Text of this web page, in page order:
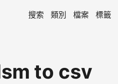
搜索 類別 檔案 標籤
to csv